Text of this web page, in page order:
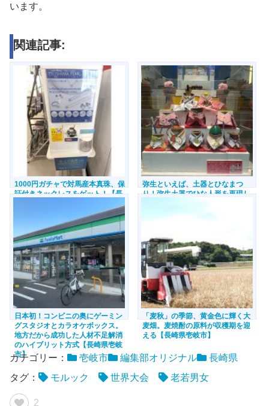
います。
関連記事:
1000円ガチャで対馬産本真珠、保
証付きネックレスをゲット！【長
弥生といえば、土器とひなまつ
り！弥生土器でひな人形を再現し
日本初！コンビニの奥にゲーミン
グスタジオとカラオケボックス。
地方だから成功した人材不足解消
のハイブリット方式【長崎県壱岐
市】
「麦秋」の季節、黄金色に輝く大
麦畑。麦焼酎の原料が収穫期を迎
える【長崎県壱岐市】
カテゴリー： 壱岐市 編集部オリジナル
長崎県
タグ：
モルック 世界大会 老若男女
2